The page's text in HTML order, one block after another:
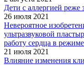
Дети с аллергией реже
26 июля 2021
Невероятное
ультразвуковой
работу сердца в
21 июля 2021
Влияние изменения